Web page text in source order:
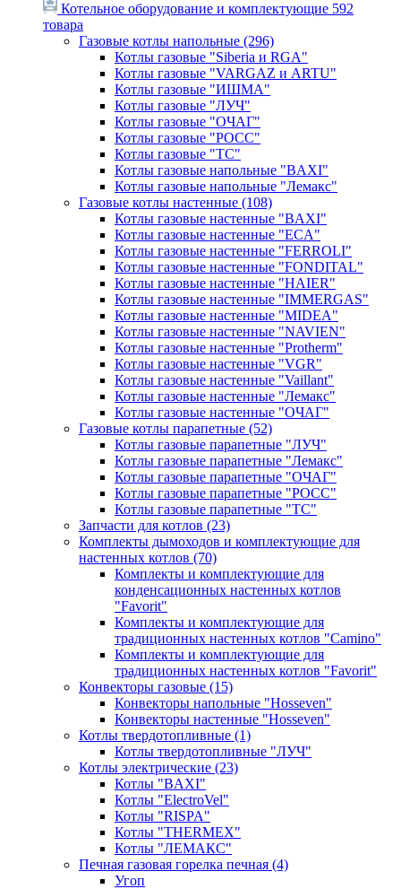
Котельное оборудование и комплектующие 592
товара
Газовые котлы напольные (296)
Котлы газовые "Siberia и RGA"
Котлы газовые "VARGAZ и ARTU"
Котлы газовые "ИШМА"
Котлы газовые "ЛУЧ"
Котлы газовые "ОЧАГ"
Котлы газовые "РОСС"
Котлы газовые "ТС"
Котлы газовые напольные "BAXI"
Котлы газовые напольные "Лемакс"
Газовые котлы настенные (108)
Котлы газовые настенные "BAXI"
Котлы газовые настенные "ECA"
Котлы газовые настенные "FERROLI"
Котлы газовые настенные "FONDITAL"
Котлы газовые настенные "HAIER"
Котлы газовые настенные "IMMERGAS"
Котлы газовые настенные "MIDEA"
Котлы газовые настенные "NAVIEN"
Котлы газовые настенные "Protherm"
Котлы газовые настенные "VGR"
Котлы газовые настенные "Vaillant"
Котлы газовые настенные "Лемакс"
Котлы газовые настенные "ОЧАГ"
Газовые котлы парапетные (52)
Котлы газовые парапетные "ЛУЧ"
Котлы газовые парапетные "Лемакс"
Котлы газовые парапетные "ОЧАГ"
Котлы газовые парапетные "РОСС"
Котлы газовые парапетные "ТС"
Запчасти для котлов (23)
Комплекты дымоходов и комплектующие для
настенных котлов (70)
Комплекты и комплектующие для
конденсационных настенных котлов
"Favorit"
Комплекты и комплектующие для
традиционных настенных котлов "Camino"
Комплекты и комплектующие для
традиционных настенных котлов "Favorit"
Конвекторы газовые (15)
Конвекторы напольные "Hosseven"
Конвекторы настенные "Hosseven"
Котлы твердотопливные (1)
Котлы твердотопливные "ЛУЧ"
Котлы электрические (23)
Котлы "BAXI"
Котлы "ElectroVel"
Котлы "RISPA"
Котлы "THERMEX"
Котлы "ЛЕМАКС"
Печная газовая горелка печная (4)
Угоп